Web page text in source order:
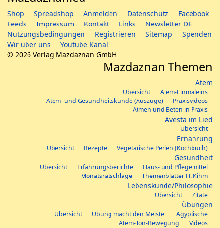
Shop Spreadshop Anmelden Datenschutz
Facebook
Feeds
Impressum Kontakt Links
Newsletter DE
Nutzungsbedingungen
Registrieren Sitemap
Spenden
Wir über uns
Youtube Kanal
© 2026 Verlag Mazdaznan GmbH
Mazdaznan Themen
Atem
Übersicht
Atem-Einmaleins
Atem- und Gesundheitskunde (Auszüge)
Praxisvideos
Atmen und Beten in Praxis
Avesta im Lied
Übersicht
Ernährung
Übersicht Rezepte Vegetarische Perlen (Kochbuch)
Gesundheit
Übersicht Erfahrungsberichte
Haus- und Pflegemittel
Monatsratschläge
Themenblätter H. Kihm
Lebenskunde/Philosophie
Übersicht Zitate
Übungen
Übersicht Übung macht den Meister
Ägyptische
Atem-Ton-Bewegung
Videos